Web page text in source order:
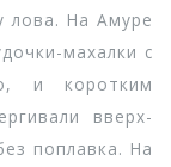
лова. На Амуре
махалки с
и коротким
вверх-
поплавка. На